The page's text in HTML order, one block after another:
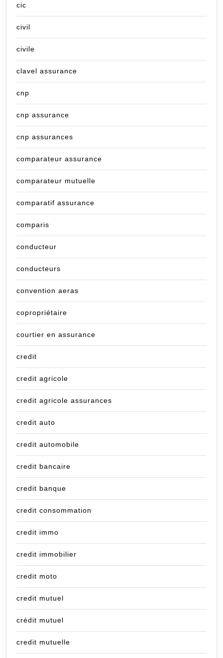
cic
civil
civile
clavel assurance
cnp
cnp assurance
cnp assurances
comparateur assurance
comparateur mutuelle
comparatif assurance
comparis
conducteur
conducteurs
convention aeras
copropriétaire
courtier en assurance
credit
credit agricole
credit agricole assurances
credit auto
credit automobile
credit bancaire
credit banque
credit consommation
credit immo
credit immobilier
credit moto
credit mutuel
crédit mutuel
credit mutuelle